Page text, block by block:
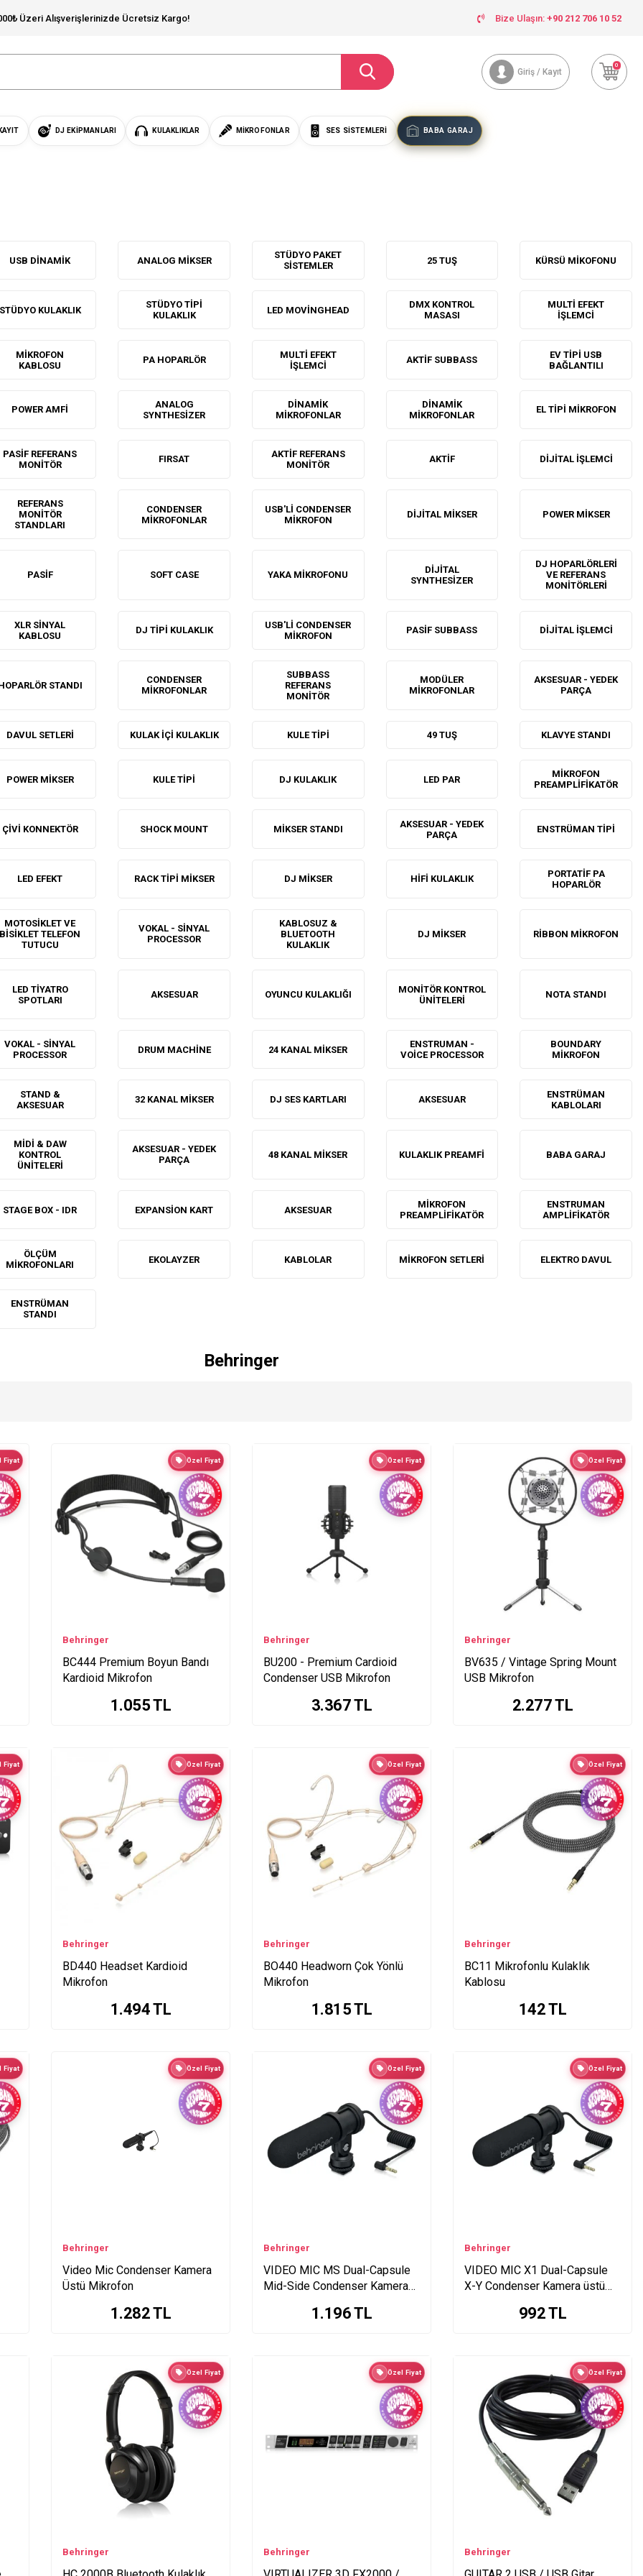
Üzeri Alışverişlerinizde Ücretsiz Kargo! Bize Ulaşın: +90 212 706 10 52
Giriş / Kayıt
0
DJ EKIPMANLARI KULAKLIKLAR MIKROFONLAR SES SISTEMLERI BABA GARAJ
USB DINAMIK ANALOG MIKSER
STÜDYO PAKET
SISTEMLER
25 TUŞ KÜRSÜ MIKOFONU
STÜDYO KULAKLIK
STÜDYO TIPI
KULAKLIK
LED MOVINGHEAD
DMX KONTROL
MASASI
MULTI EFEKT
İŞLEMCI
MIKROFON
KABLOSU
PA HOPARLÖR
MULTI EFEKT
İŞLEMCI
AKTIF SUBBASS
EV TIPI USB
BAĞLANTILI
POWER AMFI
ANALOG
SYNTHESIZER
DINAMIK
MIKROFONLAR
DINAMIK
MIKROFONLAR
EL TIPI MIKROFON
PASIF REFERANS
MONITÖR
FIRSAT
AKTIF REFERANS
MONITÖR
AKTIF DIJITAL İŞLEMCI
REFERANS
MONITÖR
STANDLARI
CONDENSER
MIKROFONLAR
USB'LI CONDENSER
MIKROFON
DIJITAL MIKSER POWER MIKSER
PASIF SOFT CASE YAKA MIKROFONU
DIJITAL
SYNTHESIZER
DJ HOPARLÖRLERI
VE REFERANS
MONITÖRLERI
XLR SINYAL
KABLOSU
DJ TIPI KULAKLIK
USB'LI CONDENSER
MIKROFON
PASIF SUBBASS DIJITAL İŞLEMCI
STANDI
CONDENSER
MIKROFONLAR
SUBBASS
REFERANS
MONITÖR
MODÜLER
MIKROFONLAR
AKSESUAR - YEDEK
PARÇA
DAVUL SETLERI KULAK IÇI KULAKLIK KULE TIPI 49 TUŞ KLAVYE STANDI
POWER MIKSER KULE TIPI DJ KULAKLIK LED PAR
MIKROFON
PREAMPLIFIKATÖR
ÇIVI KONNEKTÖR SHOCK MOUNT MIKSER STANDI
AKSESUAR - YEDEK
PARÇA
ENSTRÜMAN TIPI
LED EFEKT RACK TIPI MIKSER DJ MIKSER HIFI KULAKLIK
PORTATIF PA
HOPARLÖR
MOTOSIKLET VE
BISIKLET TELEFON
TUTUCU
VOKAL - SINYAL
PROCESSOR
KABLOSUZ &
BLUETOOTH
KULAKLIK
DJ MIKSER RIBBON MIKROFON
LED TIYATRO
SPOTLARI
AKSESUAR OYUNCU KULAKLIĞI
MONITÖR KONTROL
ÜNITELERI
NOTA STANDI
VOKAL - SINYAL
PROCESSOR
DRUM MACHINE 24 KANAL MIKSER
ENSTRUMAN -
VOICE PROCESSOR
BOUNDARY
MIKROFON
STAND &
AKSESUAR
32 KANAL MIKSER DJ SES KARTLARI AKSESUAR
ENSTRÜMAN
KABLOLARI
MIDI & DAW
KONTROL
ÜNITELERI
AKSESUAR - YEDEK
PARÇA
48 KANAL MIKSER KULAKLIK PREAMFI BABA GARAJ
STAGE BOX - IDR EXPANSION KART AKSESUAR
MIKROFON
PREAMPLIFIKATÖR
ENSTRUMAN
AMPLIFIKATÖR
ÖLÇÜM
MIKROFONLARI
EKOLAYZER KABLOLAR MIKROFON SETLERI ELEKTRO DAVUL
ENSTRÜMAN
STANDI
Behringer
Fiyat Özel Fiyat
Behringer
BC444 Premium Boyun Bandı
Kardioid Mikrofon
1.055TL
Özel Fiyat
Behringer
BU200 - Premium Cardioid
Condenser USB Mikrofon
3.367TL
Özel Fiyat
Behringer
BV635 / Vintage Spring Mount
USB Mikrofon
2.277TL
Fiyat Özel Fiyat
Behringer
BD440 Headset Kardioid
Mikrofon
1.494TL
Özel Fiyat
Behringer
BO440 Headworn Çok Yönlü
Mikrofon
1.815TL
Özel Fiyat
Behringer
BC11 Mikrofonlu Kulaklık
Kablosu
142TL
Fiyat Özel Fiyat
Behringer
Video Mic Condenser Kamera
Üstü Mikrofon
1.282TL
Özel Fiyat
Behringer
VIDEO MIC MS Dual-Capsule
Mid-Side Condenser Kamera
1.196TL
Özel Fiyat
Behringer
VIDEO MIC X1 Dual-Capsule
X-Y Condenser Kamera üstü
992TL
Özel Fiyat
Behringer
Özel Fiyat
Behringer
Özel Fiyat
Behringer